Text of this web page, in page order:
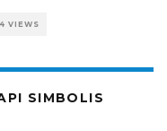
VIEWS
SIMBOLIS